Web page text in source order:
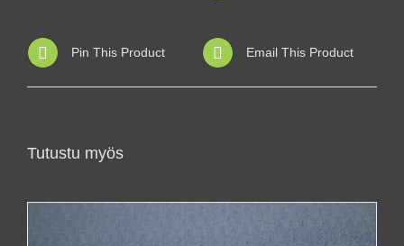
Pin This Product Email This Product
Tutustu myös